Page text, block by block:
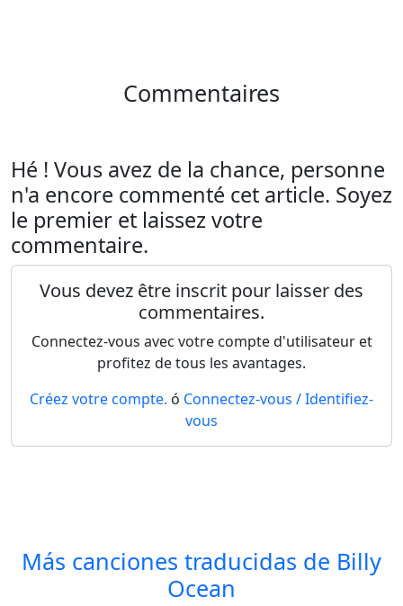
Commentaires
Hé ! Vous avez de la chance, personne
n'a encore commenté cet article. Soyez
le premier et laissez votre
commentaire.
Vous devez être inscrit pour laisser des
commentaires.
Connectez-vous avec votre compte d'utilisateur et
profitez de tous les avantages.
Créez votre compte. ó Connectez-vous / Identifiez-
vous
Más canciones traducidas de Billy
Ocean